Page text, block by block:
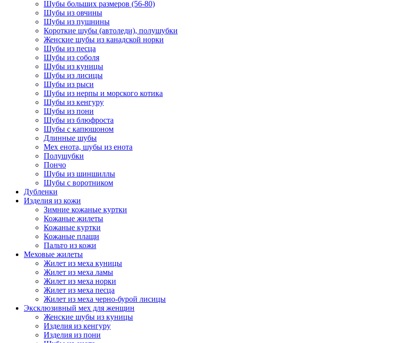
Шубы больших размеров (56-80)
Шубы из овчины
Шубы из пушнины
Короткие шубы (автоледи), полушубки
Женские шубы из канадской норки
Шубы из песца
Шубы из соболя
Шубы из куницы
Шубы из лисицы
Шубы из рыси
Шубы из нерпы и морского котика
Шубы из кенгуру
Шубы из пони
Шубы из блюфроста
Шубы с капюшоном
Длинные шубы
Мех енота, шубы из енота
Полушубки
Пончо
Шубы из шиншиллы
Шубы с воротником
Дубленки
Изделия из кожи
Зимние кожаные куртки
Кожаные жилеты
Кожаные куртки
Кожаные плащи
Пальто из кожи
Меховые жилеты
Жилет из меха куницы
Жилет из меха ламы
Жилет из меха норки
Жилет из меха песца
Жилет из меха черно-бурой лисицы
Эксклюзивный мех для женщин
Женские шубы из куницы
Изделия из кенгуру
Изделия из пони